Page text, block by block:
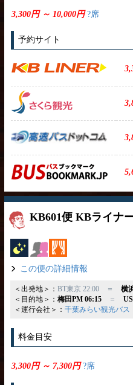
3,300円 ～ 10,000円?席
予約サイト
KB601便 KBライナ
夜行バス女性安心
この便の詳細情報
＜出発地＞： BT東京 22:00 ＝ 横
＜目的地＞： 梅田PM 06:15＝
＜運行会社＞： 千葉みらい観光バス
料金目安
3,300円 ～ 7,300円?席